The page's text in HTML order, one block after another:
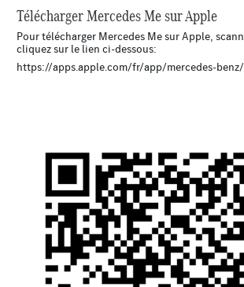
Télécharger Mercedes Me sur Apple
Pour télécharger Mercedes Me sur Apple,
cliquez sur le lien ci-dessous:
https://apps.apple.com/fr/app/mercedes-